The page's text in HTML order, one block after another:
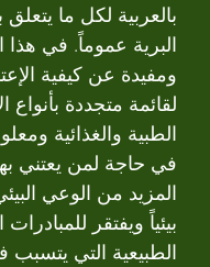
بالعربية لكل ما
البرية عموماً. في
ومفيدة عن كيفية
لقائمة متجددة
الطبية والغذائية
في حاجة لمن يعتني
المزيد من الوعي
بيئياً ويفتقر
الطبيعية التي يتسبب